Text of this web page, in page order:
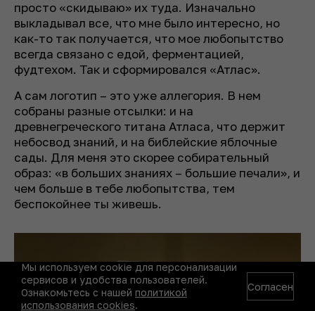
просто «скидываю» их туда. Изначально
выкладывал все, что мне было интересно, но
как-то так получается, что мое любопытство
всегда связано с едой, ферментацией,
фудтехом. Так и сформировался «Атлас».
А сам логотип – это уже аллегория. В нем
собраны разные отсылки: и на
древнегреческого титана Атласа, что держит
небосвод знаний, и на библейские яблочные
сады. Для меня это скорее собирательный
образ: «в больших знаниях – большие печали», и
чем больше в тебе любопытства, тем
беспокойнее ты живешь.
Мы используем cookie для персонализации
сервисов и удобства пользователей.
Ознакомьтесь с нашей политикой
использования cookies.
Согласен